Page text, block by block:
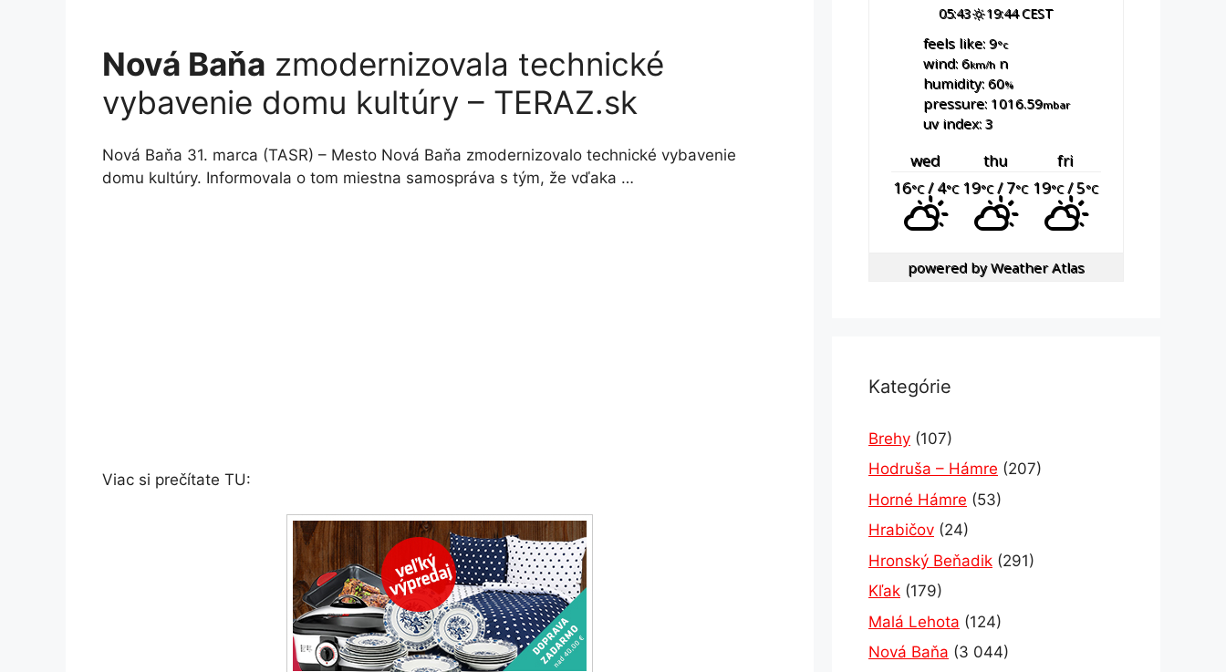
Nová Baňa zmodernizovala technické
vybavenie domu kultúry – TERAZ.sk
Nová Baňa 31. marca (TASR) – Mesto Nová Baňa zmodernizovalo technické vybavenie
domu kultúry. Informovala o tom miestna samospráva s tým, že vďaka …
Viac si prečítate TU:
05:43 19:44 CEST
feels like: 9°c
wind: 6km/hn
humidity: 60%
pressure: 1016.59mbar
uv index: 3
wed thu
fri
16°C/ 4°C 19°C/ 7°C 19°C/ 5°C
powered byWeather Atlas
Kategórie
Brehy (107)
Hodruša – Hámre (207)
Horné Hámre (53)
Hrabičov (24)
Hronský Beňadik (291)
Kľak (179)
Malá Lehota (124)
Nová Baňa (3 044)